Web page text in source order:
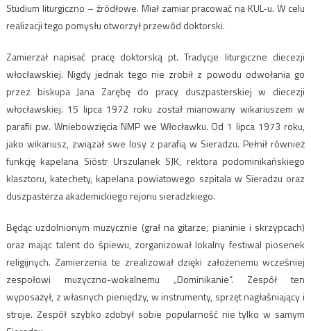
Studium liturgiczno – źródłowe. Miał zamiar pracować na KUL-u. W celu
realizacji tego pomysłu otworzył przewód doktorski.
Zamierzał napisać pracę doktorską pt. Tradycje liturgiczne diecezji
włocławskiej. Nigdy jednak tego nie zrobił z powodu odwołania go
przez biskupa Jana Zarębę do pracy duszpasterskiej w diecezji
włocławskiej. 15 lipca 1972 roku został mianowany wikariuszem w
parafii pw. Wniebowzięcia NMP we Włocławku. Od 1 lipca 1973 roku,
jako wikariusz, związał swe losy z parafią w Sieradzu. Pełnił również
funkcję kapelana Sióstr Urszulanek SJK, rektora podominikańskiego
klasztoru, katechety, kapelana powiatowego szpitala w Sieradzu oraz
duszpasterza akademickiego rejonu sieradzkiego.
Będąc uzdolnionym muzycznie (grał na gitarze, pianinie i skrzypcach)
oraz mając talent do śpiewu, zorganizował lokalny festiwal piosenek
religijnych. Zamierzenia te zrealizował dzięki założenemu wcześniej
zespołowi muzyczno-wokalnemu „Dominikanie”. Zespół ten
wyposażył, z własnych pieniędzy, w instrumenty, sprzęt nagłaśniający i
stroje. Zespół szybko zdobył sobie popularność nie tylko w samym